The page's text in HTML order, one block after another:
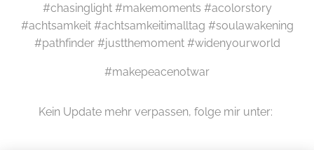
#chasinglight #makemoments #acolorstory
#achtsamkeit #achtsamkeitimalltag #soulawakening
#pathfinder #justthemoment #widenyourworld
#makepeacenotwar
Kein Update mehr verpassen, folge mir unter: